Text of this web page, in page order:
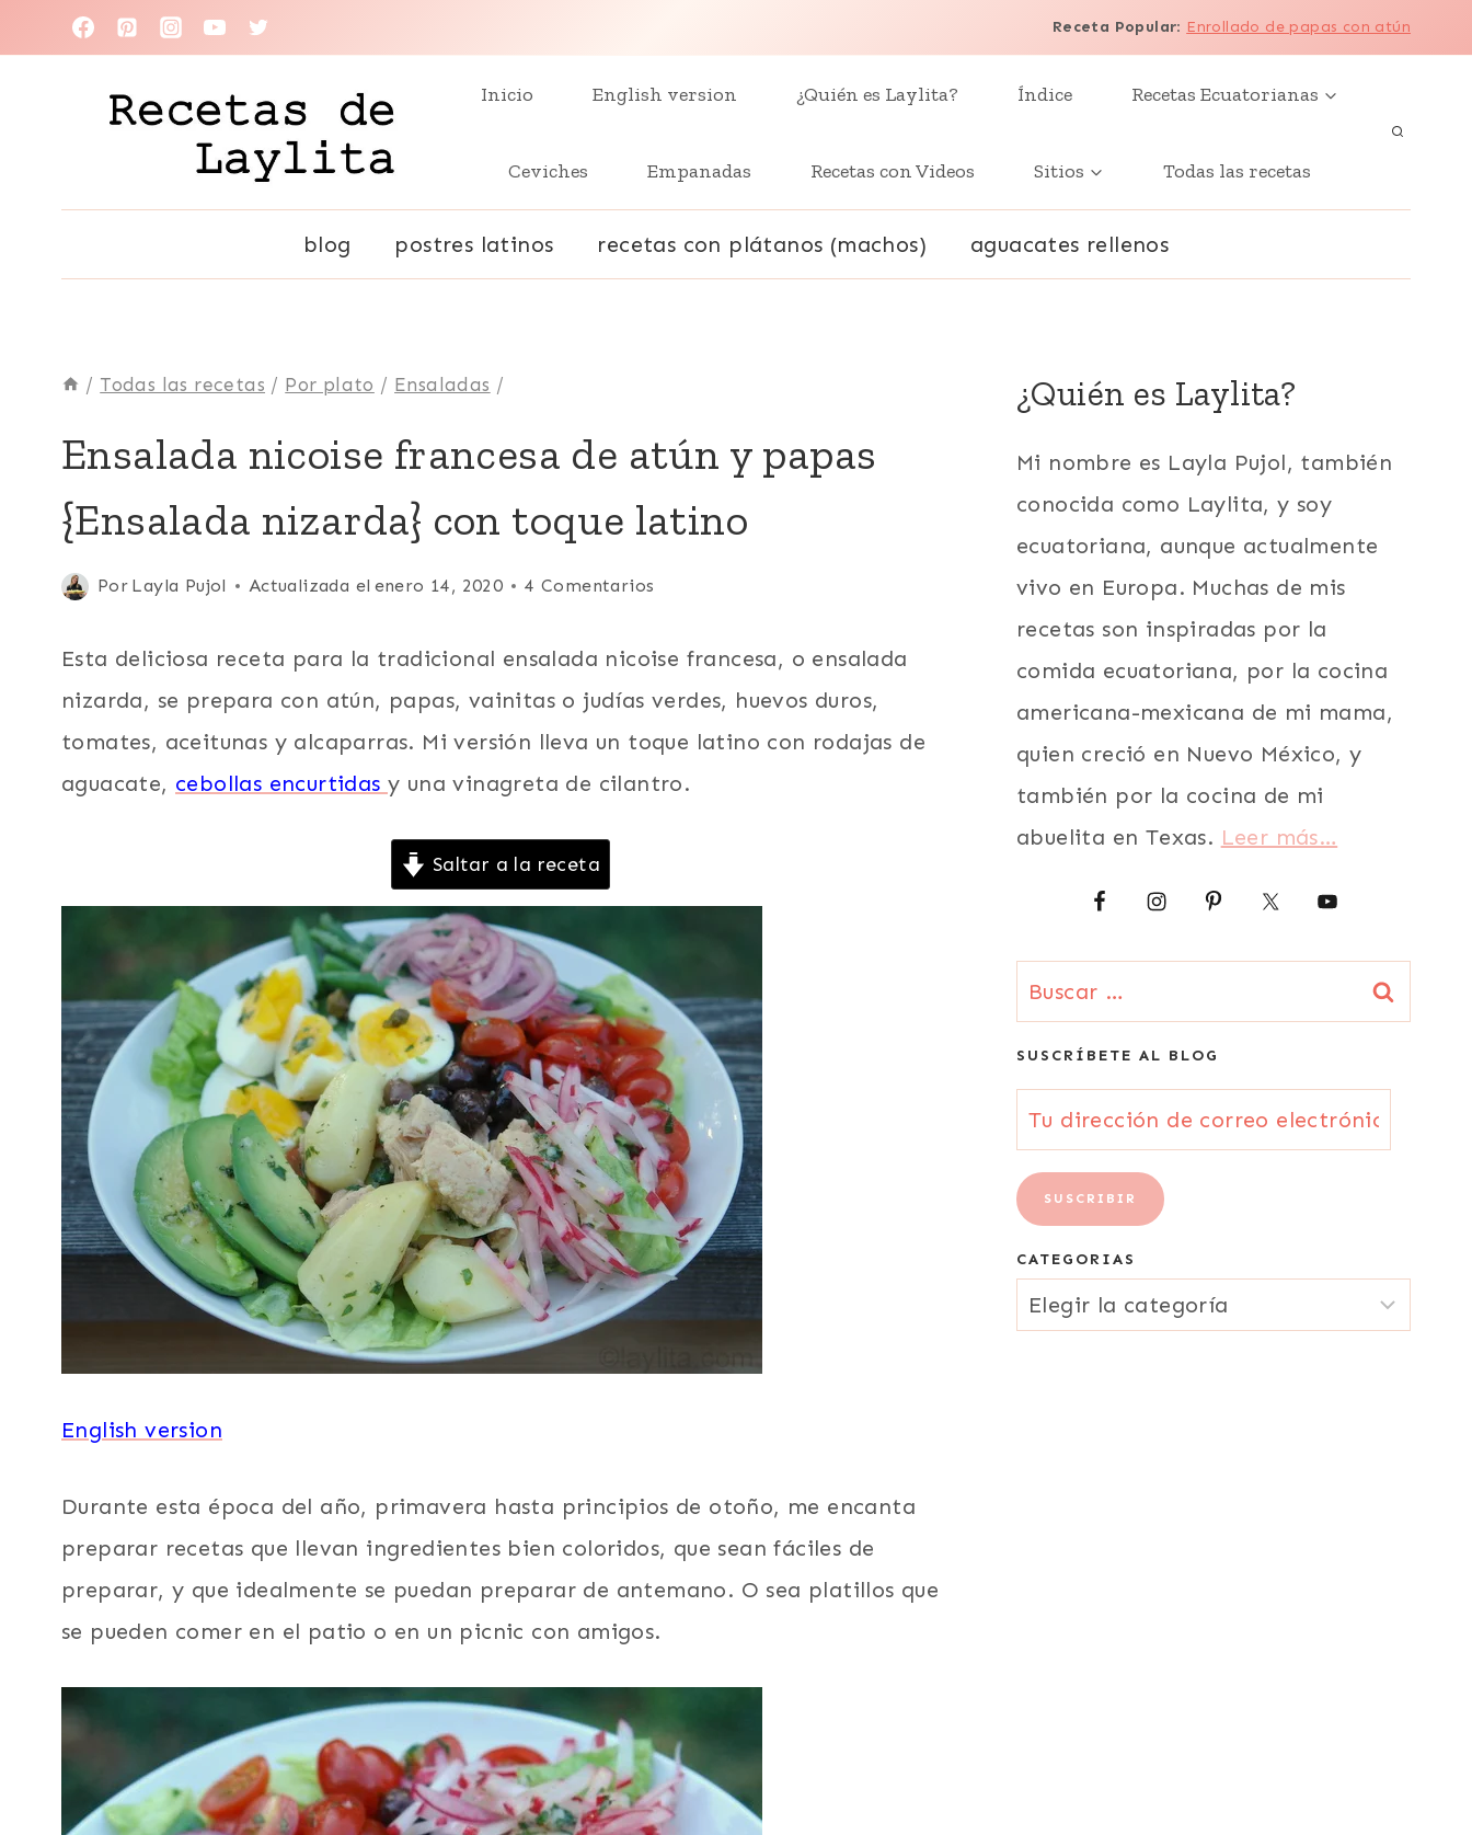
al
Receta Popular: Enrollado de papas con atún
Inicio English version ¿Quién es Laylita? Índice Recetas Ecuatorianas
Ceviches Empanadas Recetas con Videos Sitios Todas las recetas
blog postres latinos recetas con plátanos (machos) aguacates rellenos
/ Todas las recetas / Por plato / Ensaladas /
|
EUROPA
FÁCILES
|
|
FIESTAS
PESCADO
RECETAS
PARA
LA
CUARESMA
|
SEMANA
SANTA
PASCUAS
|
SIN
CARNE
Ensalada nicoise francesa de atún y papas
{Ensalada nizarda} con toque latino
Por Layla Pujol
Publicada
junio 13, 2013
Actualizada el enero 14, 2020 4 Comentarios
Esta deliciosa receta para la tradicional ensalada nicoise francesa, o ensalada
nizarda, se prepara con atún, papas, vainitas o judías verdes, huevos duros,
tomates, aceitunas y alcaparras. Mi versión lleva un toque latino con rodajas de
aguacate, cebollas encurtidasy una vinagreta de cilantro.
Saltar a la receta
English version
Durante esta época del año, primavera hasta principios de otoño, me encanta
preparar recetas que llevan ingredientes bien coloridos, que sean fáciles de
preparar, y que idealmente se puedan preparar de antemano. O sea platillos que
se pueden comer en el patio o en un picnic con amigos.
¿Quién es Laylita?
Mi nombre es Layla Pujol, también
conocida como Laylita, y soy
ecuatoriana, aunque actualmente
vivo en Europa. Muchas de mis
recetas son inspiradas por la
comida ecuatoriana, por la cocina
americana-mexicana de mi mama,
quien creció en Nuevo México, y
también por la cocina de mi
abuelita en Texas. Leer más…
Buscar:
SUSCRÍBETE AL BLOG
Tu
dirección
de
correo
electrónico
{Email}
SUSCRIBIR
CATEGORIAS
CATEGORIAS